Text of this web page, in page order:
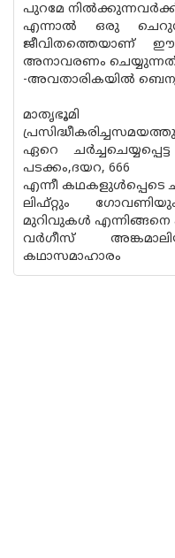
പുറമേ
എന്നാല്‍ ഒരു
ജീവിതത്തെയാണ്
അനാവരണം
-അവതാരികയില്‍
മാതൃഭൂമി
ഏറെ
പടക്കം,ദയറ, 666
എന്നീ കഥകളുള്‍പ്പെടെ
ലിഫ്റ്റും
മുറിവുകള്‍
വര്‍ഗീസ്
കഥാസമാഹാരം